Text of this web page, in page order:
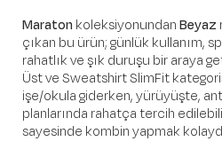
Maraton koleksiyonundanBeyaz
çıkan bu ürün; günlük kullanım,
rahatlık ve şık duruşu bir araya
Üst ve Sweatshirt SlimFit
işe/okula giderken, yürüyüşte,
planlarında rahatça tercih
sayesinde kombin yapmak